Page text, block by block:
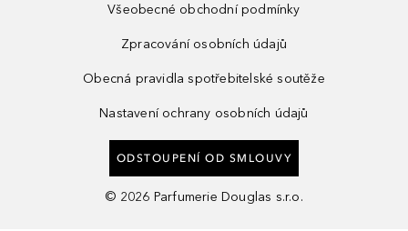
Všeobecné obchodní podmínky
Zpracování osobních údajů
Obecná pravidla spotřebitelské soutěže
Nastavení ochrany osobních údajů
ODSTOUPENÍ OD SMLOUVY
© 2026 Parfumerie Douglas s.r.o.